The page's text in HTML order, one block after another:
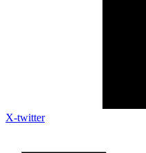
X-twitter